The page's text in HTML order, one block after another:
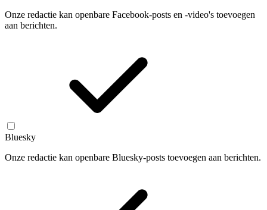
Onze redactie kan openbare Facebook-posts en -video's toevoegen
aan berichten.
Bluesky
Onze redactie kan openbare Bluesky-posts toevoegen aan berichten.